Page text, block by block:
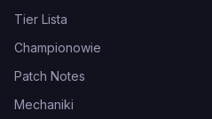
Tier Lista
Championowie
Patch Notes
Mechaniki